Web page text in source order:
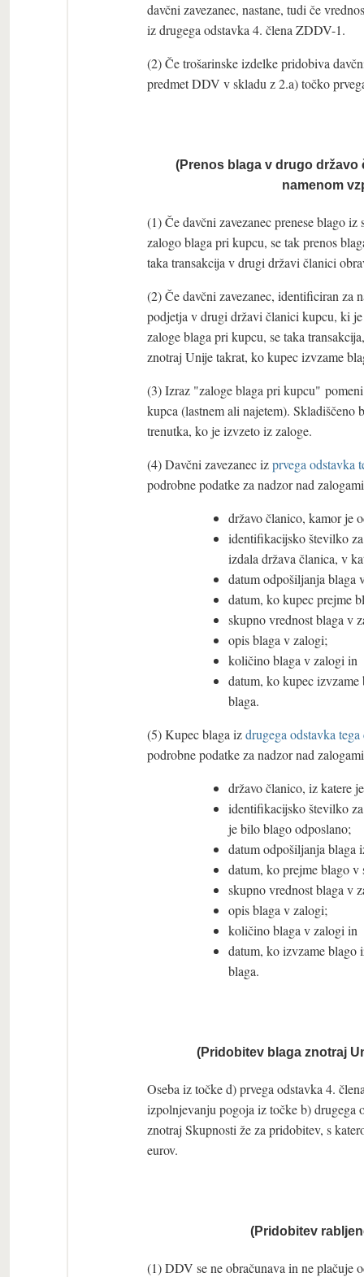
davčni zavezanec, nastane, tudi če
iz drugega odstavka 4. člena ZDDV-1.
(2) Če trošarinske izdelke pridobiva
predmet DDV v skladu z 2.a) točko
(Prenos blaga v drugo
namenom
(1) Če davčni zavezanec prenese blago
zalogo blaga pri kupcu, se tak prenos
taka transakcija v drugi državi članici
(2) Če davčni zavezanec, identificiran za
podjetja v drugi državi članici kupcu, ki
zaloge blaga pri kupcu, se taka
znotraj Unije takrat, ko kupec izvzame
(3) Izraz "zaloge blaga pri kupcu"
kupca (lastnem ali najetem). Skladiščeno
trenutka, ko je izvzeto iz zaloge.
(4) Davčni zavezanec izprvega odstavka
podrobne podatke za nadzor nad
državo članico, kamor je
identifikacijsko številko
izdala država članica, v
datum odpošiljanja blaga
datum, ko kupec prejme
skupno vrednost blaga v
opis blaga v zalogi;
količino blaga v zalogi in
datum, ko kupec izvzame
blaga.
(5) Kupec blaga izdrugega odstavka tega
podrobne podatke za nadzor nad
državo članico, iz katere
identifikacijsko številko
je bilo blago odposlano;
datum odpošiljanja blaga
datum, ko prejme blago v
skupno vrednost blaga v
opis blaga v zalogi;
količino blaga v zalogi in
datum, ko izvzame blago
blaga.
(Pridobitev blaga znotraj
Oseba iz točke d) prvega odstavka 4.
izpolnjevanju pogoja iz točke b)
znotraj Skupnosti že za pridobitev, s
eurov.
(Pridobitev
(1) DDV se ne obračunava in ne plačuje